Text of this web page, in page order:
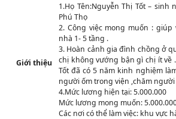
Giới thiệu
1.Họ Tên:Nguyễn Thị Tốt – sinh
Phú Thọ
2. Công việc mong muốn :
nhà 1- 5 tầng .
3. Hoàn cảnh gia đình chồng ở
chị không vướng bận gì chị ít về
Tốt đã có 5 năm kinh nghiệm
người ốm trong viện ,chăm
4.Mức lương hiện tại: 5.000.000
Mức lương mong muốn:
Các nơi có thể làm việc: khu vực